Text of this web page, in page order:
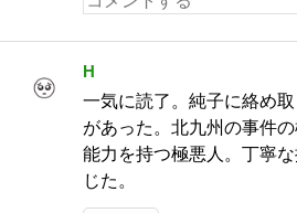
H
一気に読了。純子に絡め
があった。北九州の事件
能力を持つ極悪人。丁寧
じた。